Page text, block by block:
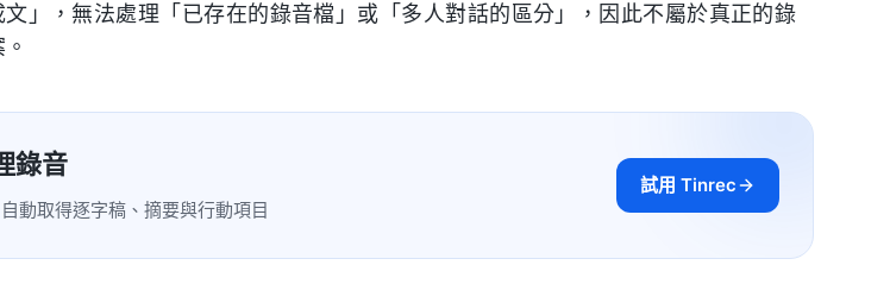
」，無法處理「已存在的錄音檔」或「多人對話的區分」，因此不屬於真正的錄
錄音
動取得逐字稿、摘要與行動項目
試用 Tinrec